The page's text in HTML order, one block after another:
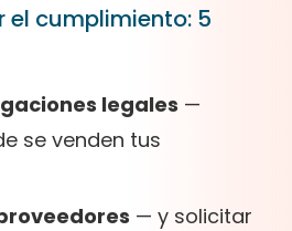
el cumplimiento: 5
legales —
se venden tus
— y solicitar